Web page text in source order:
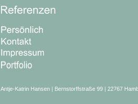
Antje-Katrin Hansen | Bernstorffstraße 99 | 22767